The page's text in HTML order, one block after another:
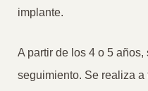
implante.
A partir de los 4 o 5
seguimiento. Se realiza